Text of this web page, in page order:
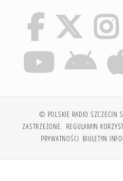
© POLSKIE RADIO SZCZECIN
ZASTRZEŻONE. REGULAMIN
PRYWATNOŚCI BIULETYN